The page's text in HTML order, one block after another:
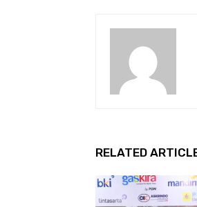
RELATED